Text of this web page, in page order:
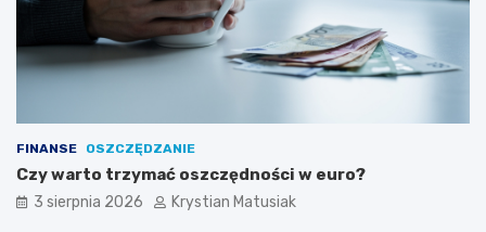
FINANSE OSZCZĘDZANIE
Czy warto trzymać oszczędności w euro?
3 sierpnia 2026 Krystian Matusiak